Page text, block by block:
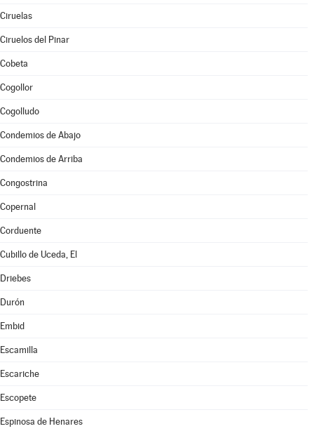
Ciruelas
Ciruelos del Pinar
Cobeta
Cogollor
Cogolludo
Condemios de Abajo
Condemios de Arriba
Congostrina
Copernal
Corduente
Cubillo de Uceda, El
Driebes
Durón
Embid
Escamilla
Escariche
Escopete
Espinosa de Henares